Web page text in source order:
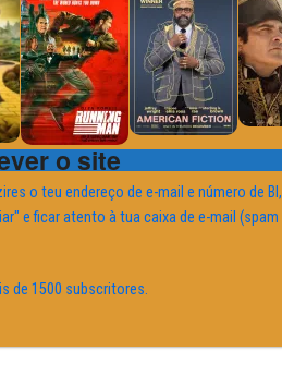
o site
o teu endereço de e-mail e número de BI,
e ficar atento à tua caixa de e-mail (spam
de 1500 subscritores.